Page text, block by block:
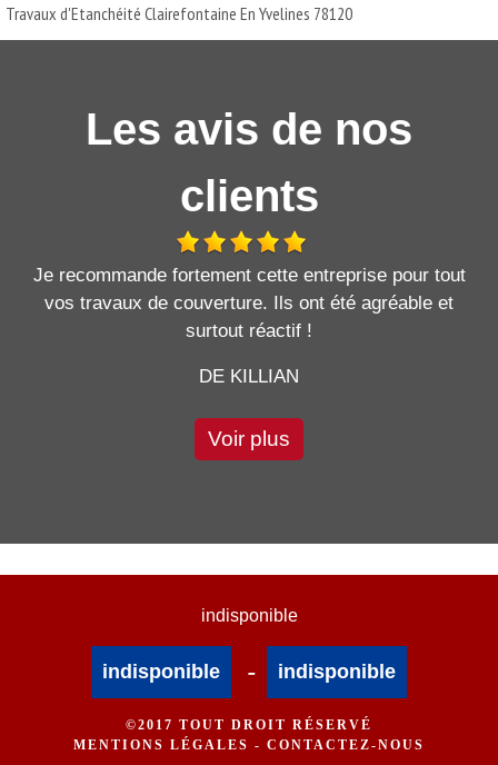
Travaux d'Etanchéité Clairefontaine En Yvelines 78120
Les avis de nos
clients
Je recommande fortement cette entreprise pour tout
vos travaux de couverture. Ils ont été agréable et
surtout réactif !
DE KILLIAN
Voir plus
indisponible
indisponible - indisponible
©2017 TOUT DROIT RÉSERVÉ
MENTIONS LÉGALES - CONTACTEZ-NOUS